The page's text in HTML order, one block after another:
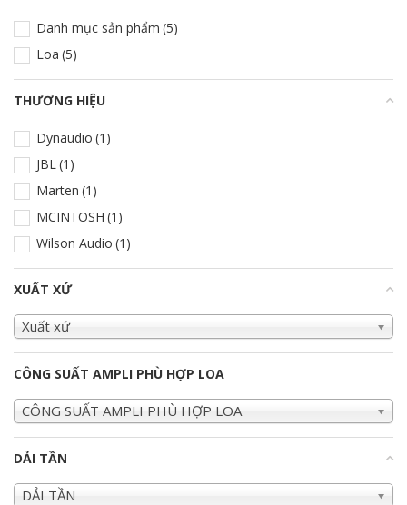
Danh mục sản phẩm (5)
Loa (5)
THƯƠNG HIỆU
Dynaudio (1)
JBL(1)
Marten (1)
MCINTOSH (1)
Wilson Audio (1)
XUẤT XỨ
Xuất xứ
CÔNG SUẤT AMPLI PHÙ HỢP LOA
CÔNG SUẤT AMPLI PHÙ HỢP LOA
DẢI TẦN
DẢI TẦN